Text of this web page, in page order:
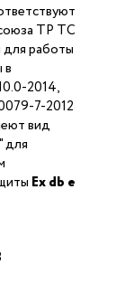
ТР ТС
работы
в
2014,
7-2012
вид
для
Ехdb е